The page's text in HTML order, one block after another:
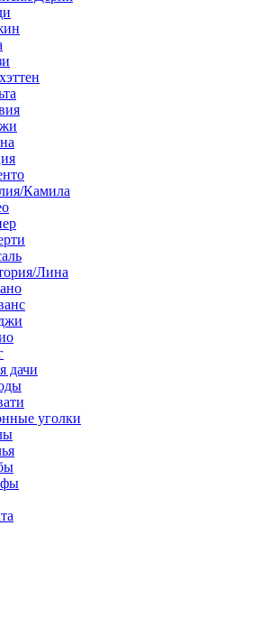
Камила
Лина
дачи
уголки